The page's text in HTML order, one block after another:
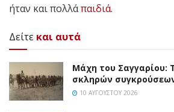
ήταν και πολλάπαιδιά.
Δείτε και αυτά
Μάχη του Σαγγαρίου:
σκληρών
10 ΑΥΓΟΎΣΤΟΥ 2026